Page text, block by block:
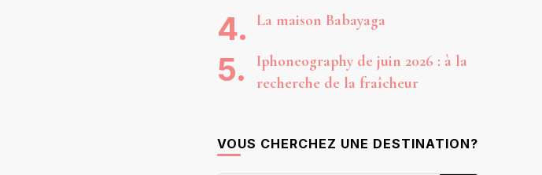
La maison Babayaga
Iphoneography de juin 2026 : à la
recherche de la fraîcheur
VOUS CHERCHEZ UNE DESTINATION?